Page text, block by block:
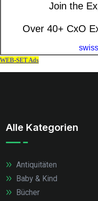
Alle Kategorien
Antiquitäten
Baby & Kind
Bücher